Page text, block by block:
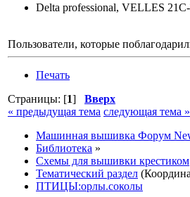
Delta professional, VELLES
Пользователи, которые
Печать
Страницы: [1] Вверх
« предыдущая тема следующая тема »
Машинная вышивка Форум
Библиотека »
Схемы для вышивки крестиком
Тематический раздел
ПТИЦЫ:орлы.соколы